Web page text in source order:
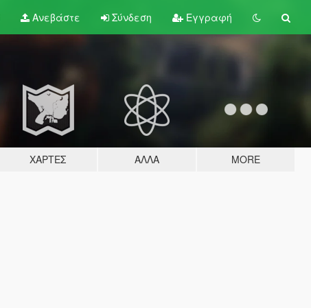
Ανεβάστε Σύνδεση Εγγραφή
ΧΆΡΤΕΣ ΆΛΛΑ MORE